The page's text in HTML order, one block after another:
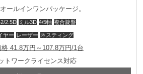
ールインワンパッケージ。
2/2.5D ミル3D 4/5軸 複合旋盤
ヤー レーザー ネスティング
41.8万円～107.8万円/1台
トワークライセンス対応